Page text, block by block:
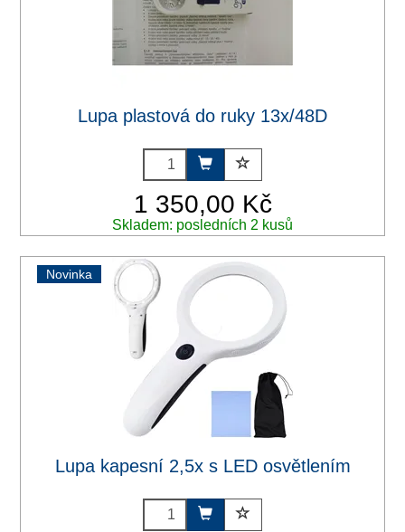
Lupa plastová do ruky 13x/48D
1 350,00 Kč
Skladem: posledních 2 kusů
Novinka
Lupa kapesní 2,5x s LED osvětlením